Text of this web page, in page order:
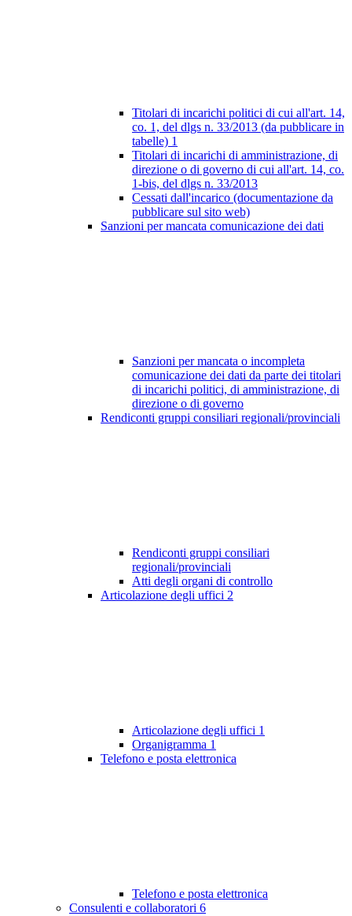
Titolari di incarichi politici di cui all'art. 14,
co. 1, del dlgs n. 33/2013 (da pubblicare in
tabelle) 1
Titolari di incarichi di amministrazione, di
direzione o di governo di cui all'art. 14, co.
1-bis, del dlgs n. 33/2013
Cessati dall'incarico (documentazione da
pubblicare sul sito web)
Sanzioni per mancata comunicazione dei dati
Sanzioni per mancata o incompleta
comunicazione dei dati da parte dei titolari
di incarichi politici, di amministrazione, di
direzione o di governo
Rendiconti gruppi consiliari regionali/provinciali
Rendiconti gruppi consiliari
regionali/provinciali
Atti degli organi di controllo
Articolazione degli uffici 2
Articolazione degli uffici 1
Organigramma 1
Telefono e posta elettronica
Telefono e posta elettronica
Consulenti e collaboratori 6